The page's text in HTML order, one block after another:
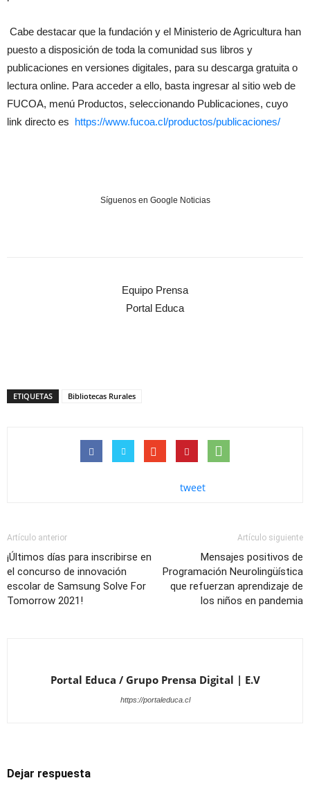
Cabe destacar que la fundación y el Ministerio de Agricultura han
puesto a disposición de toda la comunidad sus libros y
publicaciones en versiones digitales, para su descarga gratuita o
lectura online. Para acceder a ello, basta ingresar al sitio web de
FUCOA, menú Productos, seleccionando Publicaciones, cuyo
link directo es https://www.fucoa.cl/productos/publicaciones/
Síguenos en Google Noticias
Equipo Prensa
Portal Educa
ETIQUETAS Bibliotecas Rurales
tweet
Artículo anterior
¡Últimos días para inscribirse en
el concurso de innovación
escolar de Samsung Solve For
Tomorrow 2021!
Artículo siguiente
Mensajes positivos de
Programación Neurolingüística
que refuerzan aprendizaje de
los niños en pandemia
Portal Educa / Grupo Prensa Digital | E.V
https://portaleduca.cl
Dejar respuesta